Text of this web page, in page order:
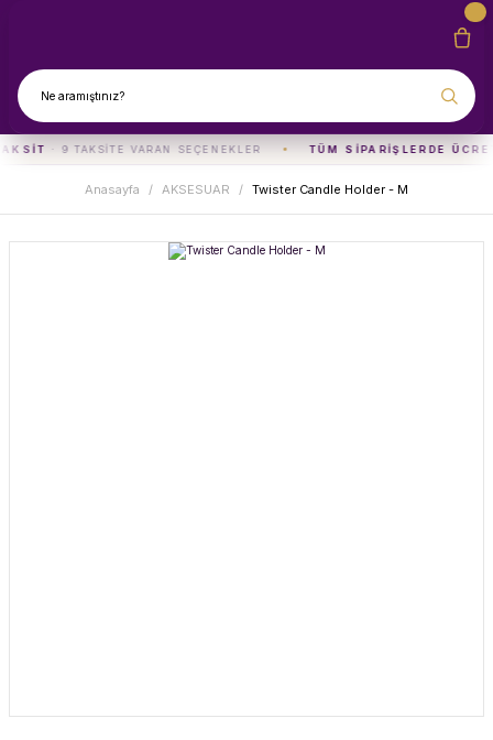
· 9 TAKSITE VARAN SEÇENEKLER TÜM SIPARIŞLERDE
Anasayfa AKSESUAR Twister Candle Holder - M